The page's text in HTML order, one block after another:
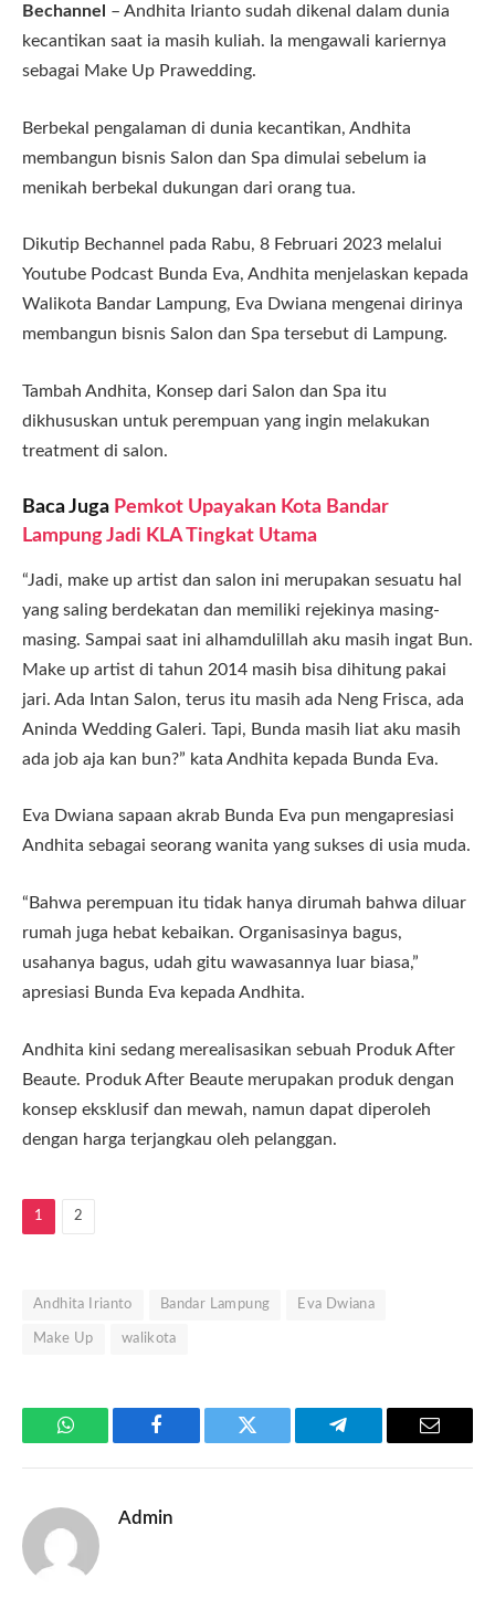
Bechannel
– Andhita Irianto sudah dikenal dalam dunia
kecantikan saat ia masih kuliah. Ia mengawali kariernya
sebagai Make Up Prawedding.
Berbekal pengalaman di dunia kecantikan, Andhita
membangun bisnis Salon dan Spa dimulai sebelum ia
menikah berbekal dukungan dari orang tua.
Dikutip Bechannel pada Rabu, 8 Februari 2023 melalui
Youtube Podcast Bunda Eva, Andhita menjelaskan kepada
Walikota Bandar Lampung, Eva Dwiana mengenai dirinya
membangun bisnis Salon dan Spa tersebut di Lampung.
Tambah Andhita, Konsep dari Salon dan Spa itu
dikhususkan untuk perempuan yang ingin melakukan
treatment di salon.
Baca Juga Pemkot Upayakan Kota Bandar
Lampung Jadi KLA Tingkat Utama
“Jadi, make up artist dan salon ini merupakan sesuatu hal
yang saling berdekatan dan memiliki rejekinya masing-
masing. Sampai saat ini alhamdulillah aku masih ingat Bun.
Make up artist di tahun 2014 masih bisa dihitung pakai
jari. Ada Intan Salon, terus itu masih ada Neng Frisca, ada
Aninda Wedding Galeri. Tapi, Bunda masih liat aku masih
ada job aja kan bun?” kata Andhita kepada Bunda Eva.
Eva Dwiana sapaan akrab Bunda Eva pun mengapresiasi
Andhita sebagai seorang wanita yang sukses di usia muda.
“Bahwa perempuan itu tidak hanya dirumah bahwa diluar
rumah juga hebat kebaikan. Organisasinya bagus,
usahanya bagus, udah gitu wawasannya luar biasa,”
apresiasi Bunda Eva kepada Andhita.
Andhita kini sedang merealisasikan sebuah Produk After
Beaute. Produk After Beaute merupakan produk dengan
konsep eksklusif dan mewah, namun dapat diperoleh
dengan harga terjangkau oleh pelanggan.
1 2
Andhita Irianto Bandar Lampung Eva Dwiana
Make Up walikota
WhatsApp Facebook Twitter Telegram Email
Admin